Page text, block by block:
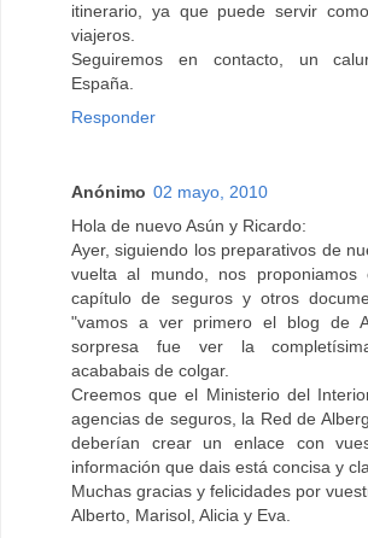
itinerario, ya que puede servir
viajeros.
Seguiremos en contacto, un
España.
Responder
Anónimo 02 mayo, 2010
Hola de nuevo Asún y Ricardo:
Ayer, siguiendo los preparativos de
vuelta al mundo, nos
capítulo de seguros y otros
"vamos a ver primero el blog de
sorpresa fue ver la
acababais de colgar.
Creemos que el Ministerio del
agencias de seguros, la Red de
deberían crear un enlace con
información que dais está concisa y
Muchas gracias y felicidades por
Alberto, Marisol, Alicia y Eva.